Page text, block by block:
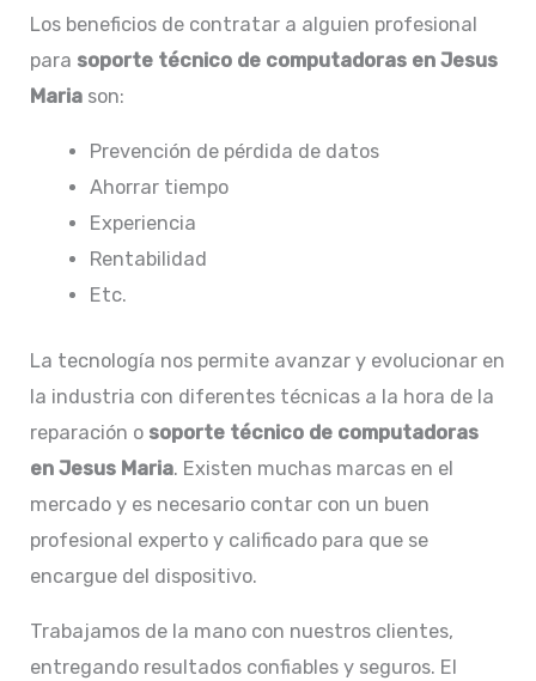
Los beneficios de contratar a alguien profesional
para soporte técnico de computadoras en Jesus
Maria son:
Prevención de pérdida de datos
Ahorrar tiempo
Experiencia
Rentabilidad
Etc.
La tecnología nos permite avanzar y evolucionar en
la industria con diferentes técnicas a la hora de la
reparación o soporte técnico de computadoras
en Jesus Maria. Existen muchas marcas en el
mercado y es necesario contar con un buen
profesional experto y calificado para que se
encargue del dispositivo.
Trabajamos de la mano con nuestros clientes,
entregando resultados confiables y seguros. El